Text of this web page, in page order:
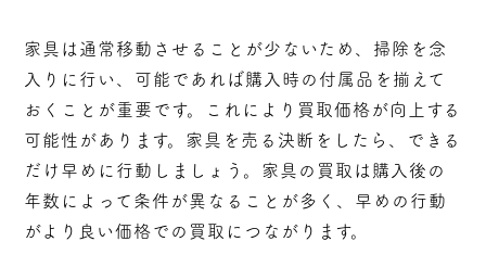
家具は通常移動させることが少ないため、掃除を念
入りに行い、可能であれば購入時の付属品を揃えて
おくことが重要です。これにより買取価格が向上する
可能性があります。家具を売る決断をしたら、できる
だけ早めに行動しましょう。家具の買取は購入後の
年数によって条件が異なることが多く、早めの行動
がより良い価格での買取につながります。